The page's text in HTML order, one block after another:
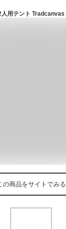
の商品をサイトでみる